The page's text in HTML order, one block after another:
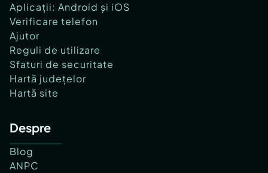
Aplicații: Android și iOS
Verificare telefon
Ajutor
Reguli de utilizare
Sfaturi de securitate
Hartă județelor
Hartă site
Despre
Blog
ANPC